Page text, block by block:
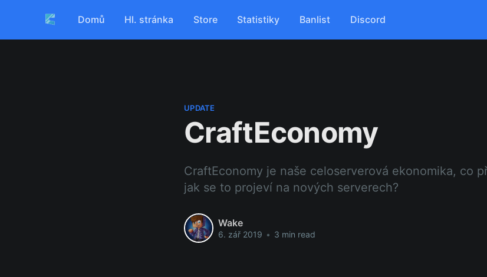
Domů Hl. stránka Store Statistiky Banlist Discord
UPDATE
CraftEconomy
CraftEconomy je naše celoserverová ekonomika, co
jak se to projeví na nových serverech?
Wake
6. zář 2019 • 3 min read